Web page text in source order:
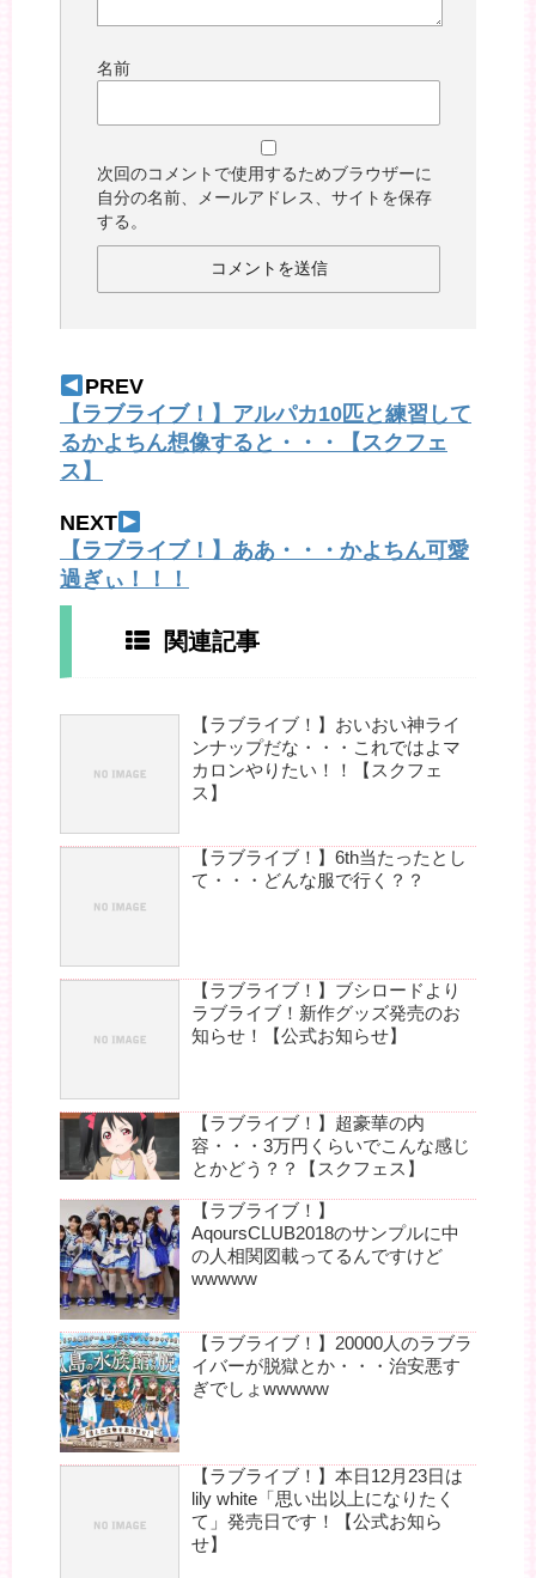
名前
次回のコメントで使用するためブラウザーに
自分の名前、メールアドレス、サイトを保存
する。
PREV
【ラブライブ！】アルパカ10匹と練習して
るかよちん想像すると・・・【スクフェ
ス】
NEXT
【ラブライブ！】ああ・・・かよちん可愛
過ぎぃ！！！
関連記事
【ラブライブ！】おいおい神ライ
ンナップだな・・・これではよマ
カロンやりたい！！【スクフェ
ス】
【ラブライブ！】6th当たったとし
て・・・どんな服で行く？？
【ラブライブ！】ブシロードより
ラブライブ！新作グッズ発売のお
知らせ！【公式お知らせ】
【ラブライブ！】超豪華の内
容・・・3万円くらいでこんな感じ
とかどう？？【スクフェス】
【ラブライブ！】
AqoursCLUB2018のサンプルに中
の人相関図載ってるんですけど
wwwww
【ラブライブ！】20000人のラブラ
イバーが脱獄とか・・・治安悪す
ぎでしょwwwww
【ラブライブ！】本日12月23日は
lily white「思い出以上になりたく
て」発売日です！【公式お知ら
せ】